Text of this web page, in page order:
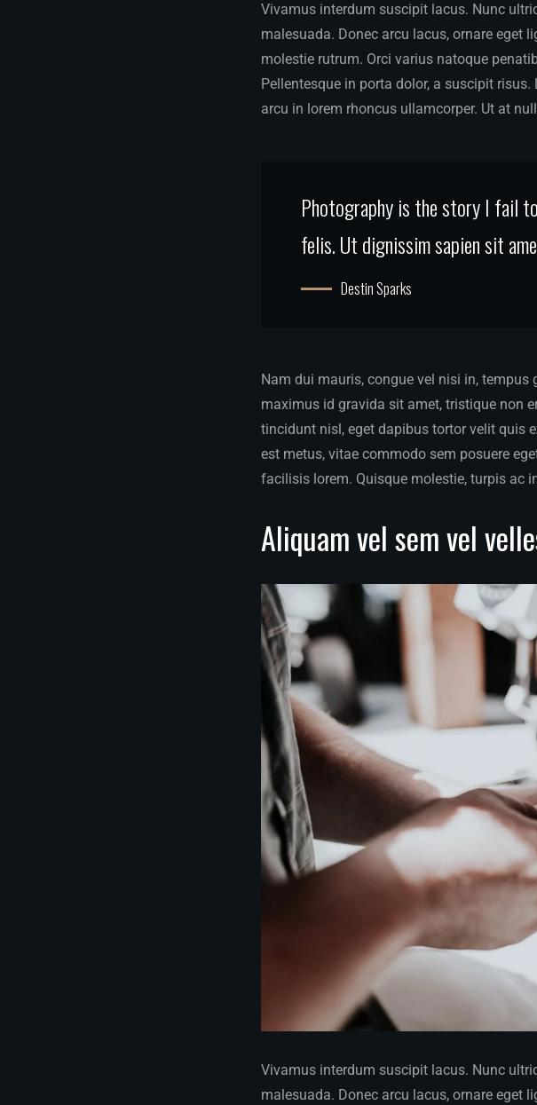
Vivamus interdum suscipit lacus. Nunc
malesuada. Donec arcu lacus, ornare eget
molestie rutrum. Orci varius natoque
Pellentesque in porta dolor, a suscipit
arcu in lorem rhoncus ullamcorper. Ut at
Photography is the story I fail
felis. Ut dignissim sapien sit
Destin Sparks
Nam dui mauris, congue vel nisi in,
maximus id gravida sit amet, tristique non
tincidunt nisl, eget dapibus tortor velit quis
est metus, vitae commodo sem posuere
facilisis lorem. Quisque molestie, turpis ac
Aliquam vel sem vel
Vivamus interdum suscipit lacus. Nunc
malesuada. Donec arcu lacus, ornare eget